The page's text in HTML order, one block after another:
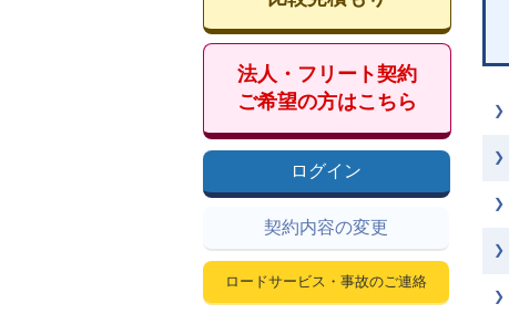
法人・フリート契約
ご希望の方はこちら
ログイン
契約内容の変更
ロードサービス・事故のご連絡